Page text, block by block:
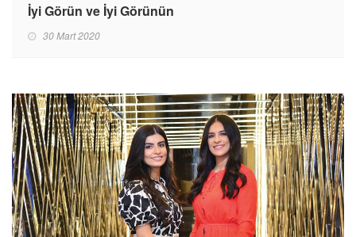
İyi Görün ve İyi Görünün
30 Mart 2020